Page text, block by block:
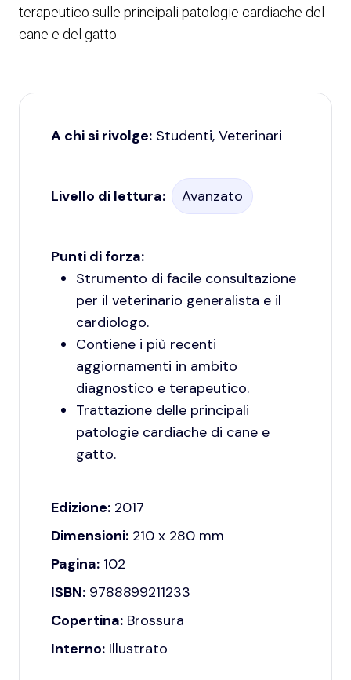
terapeutico sulle principali patologie cardiache del
cane e del gatto.
A chi si rivolge: Studenti, Veterinari
Livello di lettura: Avanzato
Punti di forza:
Strumento di facile consultazione
per il veterinario generalista e il
cardiologo.
Contiene i più recenti
aggiornamenti in ambito
diagnostico e terapeutico.
Trattazione delle principali
patologie cardiache di cane e
gatto.
Edizione: 2017
Dimensioni: 210 x 280 mm
Pagina: 102
ISBN: 9788899211233
Copertina: Brossura
Interno: Illustrato